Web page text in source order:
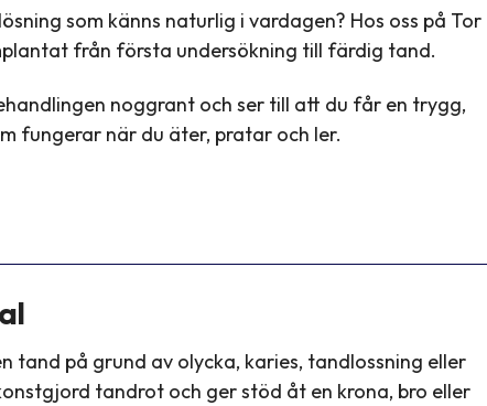
som känns naturlig i vardagen? Hos oss på Tor
från första undersökning till färdig tand.
noggrant och ser till att du får en trygg,
fungerar när du äter, pratar och ler.
på grund av olycka, karies, tandlossning eller
tandrot och ger stöd åt en krona, bro eller